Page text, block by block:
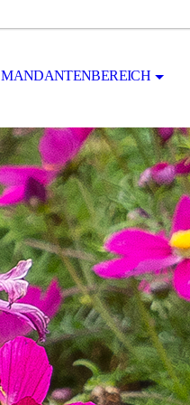
MANDANTENBEREICH